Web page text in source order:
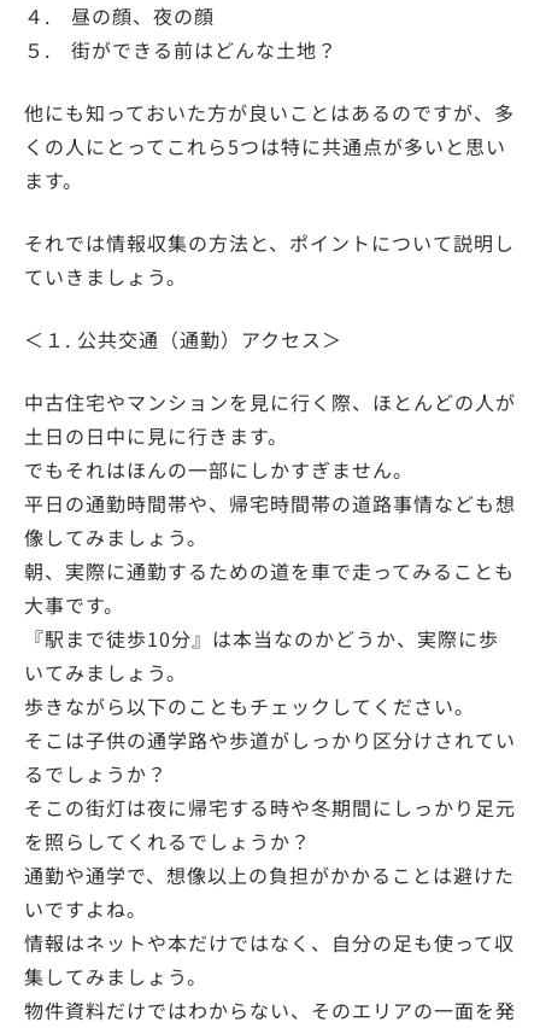
４. 昼の顔、夜の顔
５. 街ができる前はどんな土地？
他にも知っておいた方が良いことはあるのですが、多
くの人にとってこれら5つは特に共通点が多いと思い
ます。
それでは情報収集の方法と、ポイントについて説明し
ていきましょう。
＜１. 公共交通（通勤）アクセス＞
中古住宅やマンションを見に行く際、ほとんどの人が
土日の日中に見に行きます。
でもそれはほんの一部にしかすぎません。
平日の通勤時間帯や、帰宅時間帯の道路事情なども想
像してみましょう。
朝、実際に通勤するための道を車で走ってみることも
大事です。
『駅まで徒歩10分』は本当なのかどうか、実際に歩
いてみましょう。
歩きながら以下のこともチェックしてください。
そこは子供の通学路や歩道がしっかり区分けされてい
るでしょうか？
そこの街灯は夜に帰宅する時や冬期間にしっかり足元
を照らしてくれるでしょうか？
通勤や通学で、想像以上の負担がかかることは避けた
いですよね。
情報はネットや本だけではなく、自分の足も使って収
集してみましょう。
物件資料だけではわからない、そのエリアの一面を発